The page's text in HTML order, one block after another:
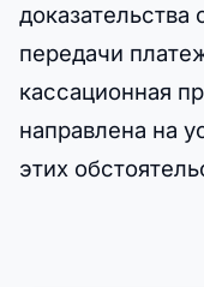
передачи
кассационная
направлена на
этих